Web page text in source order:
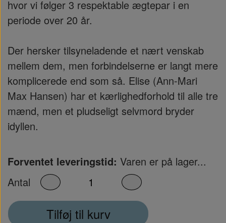
hvor vi følger 3 respektable ægtepar i en
periode over 20 år.
Der hersker tilsyneladende et nært venskab
mellem dem, men forbindelserne er langt mere
komplicerede end som så. Elise (Ann-Mari
Max Hansen) har et kærlighedforhold til alle tre
mænd, men et pludseligt selvmord bryder
idyllen.
Forventet leveringstid: Varen er på lager...
Antal
Tilføj til kurv